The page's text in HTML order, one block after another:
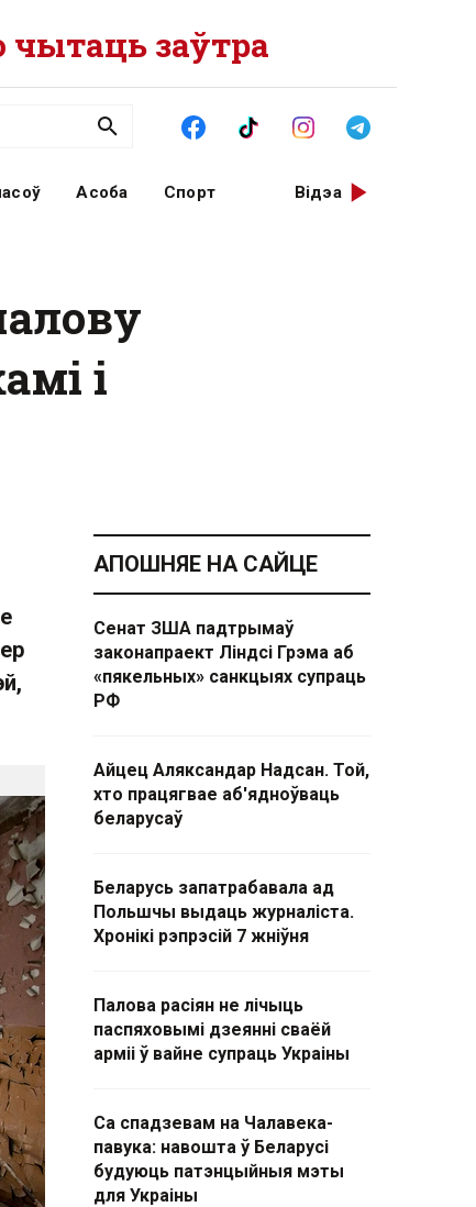
заўтра
Асоба Спорт Відэа
і
АПОШНЯЕ НА САЙЦЕ
Сенат ЗША падтрымаў
законапраект Ліндсі Грэма аб
«пякельных» санкцыях супраць
РФ
Айцец Аляксандар Надсан. Той,
хто працягвае аб'ядноўваць
беларусаў
Беларусь запатрабавала ад
Польшчы выдаць журналіста.
Хронікі рэпрэсій 7 жніўня
Палова расіян не лічыць
паспяховымі дзеянні сваёй
арміі ў вайне супраць Украіны
Са спадзевам на Чалавека-
павука: навошта ў Беларусі
будуюць патэнцыйныя мэты
для Украіны